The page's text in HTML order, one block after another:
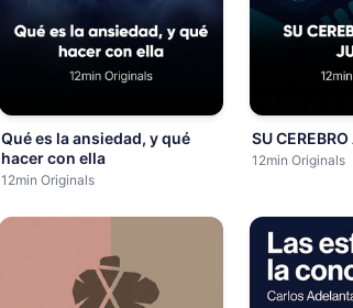
Qué es la ansiedad, y qué
hacer con ella
12min Originals
SU
12min Originals